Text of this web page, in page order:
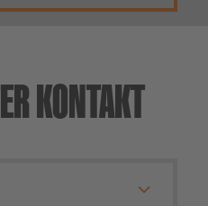
KONTAKT